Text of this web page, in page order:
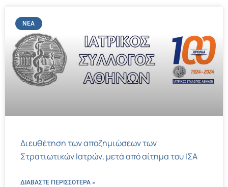
ΝΈΑ
Διευθέτηση των αποζημιώσεων των
Στρατιωτικών Ιατρών, μετά από αίτημα του ΙΣΑ
ΔΙΑΒΑΣΤΕ ΠΕΡΙΣΣΌΤΕΡΑ »